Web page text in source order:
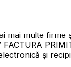
mai multe firme
și